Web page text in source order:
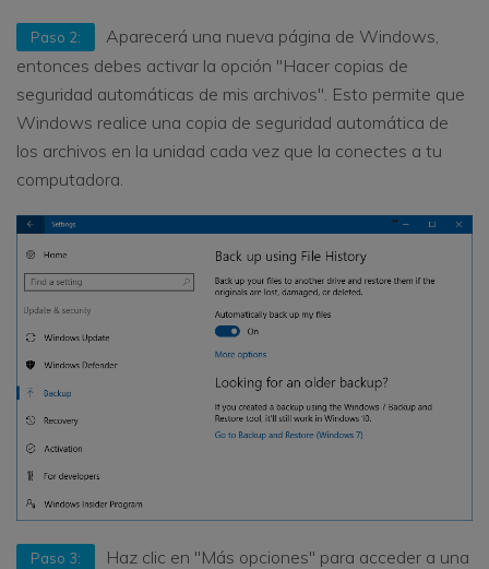
Paso 2:
Aparecerá una nueva página de Windows,
entonces debes activar la opción "Hacer copias de
seguridad automáticas de mis archivos". Esto permite que
Windows realice una copia de seguridad automática de
los archivos en la unidad cada vez que la conectes a tu
computadora.
Paso 3:
Haz clic en "Más opciones" para acceder a una